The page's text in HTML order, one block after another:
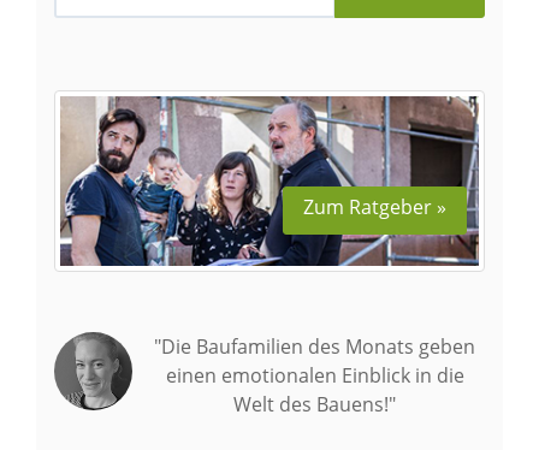
Zum Ratgeber »
"Die Baufamilien des Monats geben
einen emotionalen Einblick in die
Welt des Bauens!"